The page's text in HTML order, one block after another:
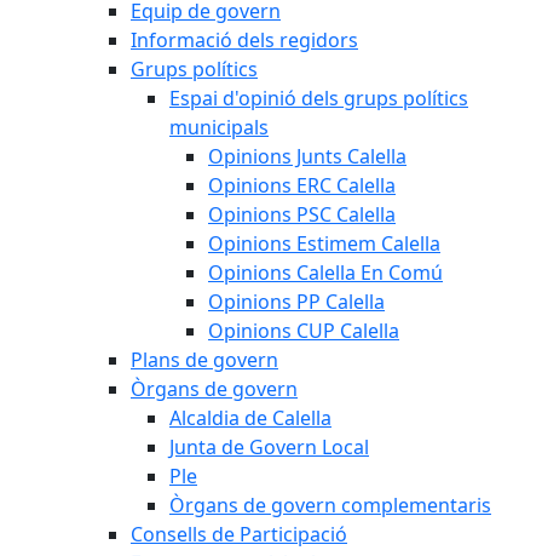
Equip de govern
Informació dels regidors
Grups polítics
Espai d'opinió dels grups polítics
municipals
Opinions Junts Calella
Opinions ERC Calella
Opinions PSC Calella
Opinions Estimem Calella
Opinions Calella En Comú
Opinions PP Calella
Opinions CUP Calella
Plans de govern
Òrgans de govern
Alcaldia de Calella
Junta de Govern Local
Ple
Òrgans de govern complementaris
Consells de Participació